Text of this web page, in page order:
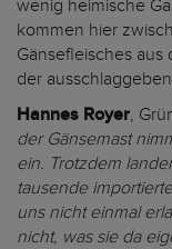
wenig heimische
kommen hier
Gänsefleisches aus
der
Hannes Royer,
der Gänsemast
ein. Trotzdem
tausende
uns nicht einmal
nicht, was sie da